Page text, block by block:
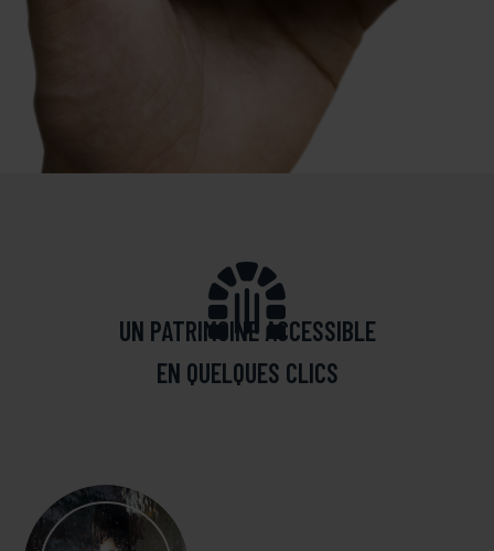
UN PATRIMOINE ACCESSIBLE
EN QUELQUES CLICS